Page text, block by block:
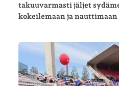
takuuvarmasti jäljet
kokeilemaan ja